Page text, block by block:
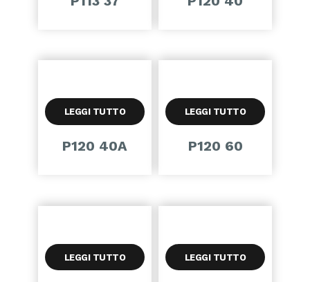
LEGGI TUTTO
P120 40A
LEGGI TUTTO
P120 60
LEGGI TUTTO LEGGI TUTTO